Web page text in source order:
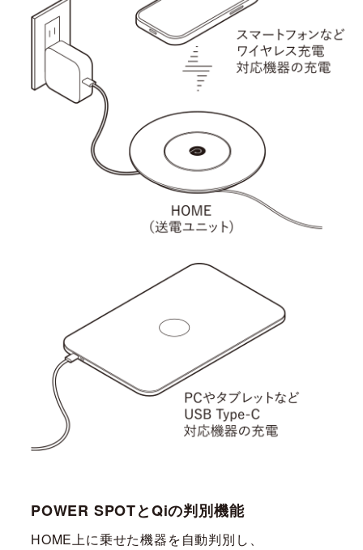
POWER SPOTとQiの判別機能
HOME上に乗せた機器を自動判別し、